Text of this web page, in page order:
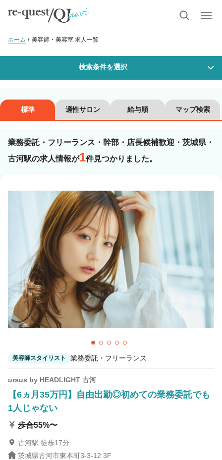
ホーム 美容師・美容室 求人一覧
検索条件を選択
沿線・駅を選択 市区町村を選択
古河
職種・技能ランク
美容師スタイリスト 美容師アシスタント
カラーリスト フロント・レセプション
ヘアメイク・美容部員
ネイリスト エステティシャン
講師・インストラクター 営業・販売スタッフ・その他
雇用形態
正社員 契約社員・パート
業務委託・フリーランス
詳細条件
幹部・店長候補歓迎
標準 適性サロン 給与順 マップ検索
業務委託・フリーランス・幹部・店長候補歓迎・茨城県・
古河駅の求人情報が1件見つかりました。
美容師スタイリスト 業務委託・フリーランス
ursus by HEADLIGHT 古河
【6ヵ月35万円】自由出勤◎初めての業務委託でも
1人じゃない
歩合55%〜
古河駅 徒歩17分
茨城県古河市東本町3-3-12 3F